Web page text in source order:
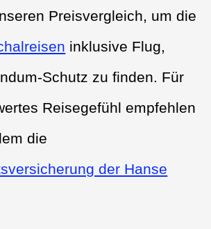
Preisvergleich, um die
inklusive Flug,
Schutz zu finden. Für
Reisegefühl empfehlen
die
der Hanse